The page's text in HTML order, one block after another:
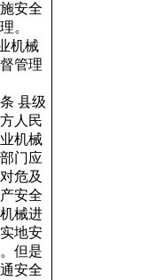
安全
。
机械
管理
县级
人民
机械
门应
危及
安全
械进
地安
但是
安全